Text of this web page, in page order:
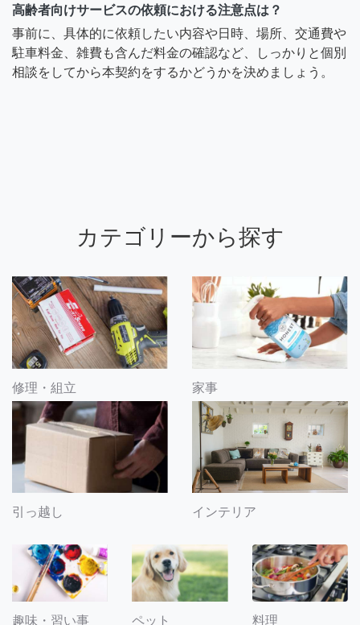
高齢者向けサービスの依頼における注意点は？
事前に、具体的に依頼したい内容や日時、場所、交通費や
駐車料金、雑費も含んだ料金の確認など、しっかりと個別
相談をしてから本契約をするかどうかを決めましょう。
カテゴリーから探す
修理・組立 家事
引っ越し インテリア
趣味・習い事 ペット 料理